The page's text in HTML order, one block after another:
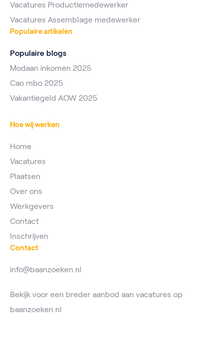
Vacatures Productiemedewerker
Vacatures Assemblage medewerker
Populaire artikelen
Populaire blogs
Modaan inkomen 2025
Cao mbo 2025
Vakantiegeld AOW 2025
Hoe wij werken
Home
Vacatures
Plaatsen
Over ons
Werkgevers
Contact
Inschrijven
Contact
info@baanzoeken.nl
Bekijk voor een breder aanbod aan vacatures op
baanzoeken.nl